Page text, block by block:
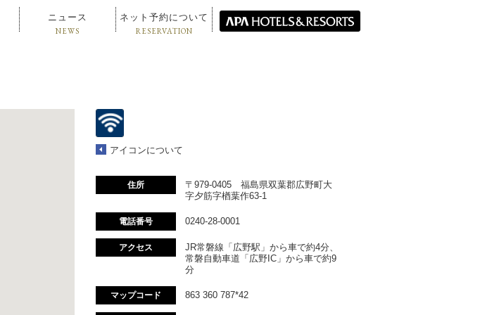
ニュース
NEWS
ネット予約について
RESERVATION
アイコンについて
住所
〒979-0405 福島県双葉郡広野町大
字夕筋字楢葉作63-1
電話番号 0240-28-0001
アクセス
JR常磐線「広野駅」から車で約4分、
常磐自動車道「広野IC」から車で約9
分
マップコード 863 360 787*42